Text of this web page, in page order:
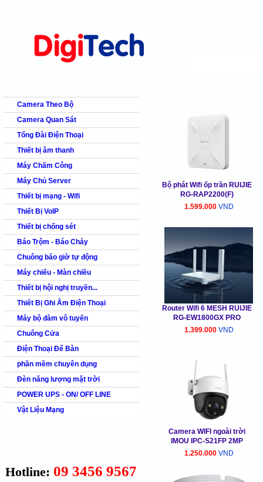
products
Camera Theo Bộ
Camera Quan Sát
Tổng Đài Điện Thoại
Thiết bị âm thanh
Máy Chấm Công
Máy Chủ Server
Thiết bị mạng - Wifi
Thiết Bị VoIP
Thiết bị chống sét
Báo Trộm - Báo Cháy
Chuông báo giờ tự động
Máy chiếu - Màn chiều
Thiết bị hội nghị truyền...
Thiết Bị Ghi Âm Điện Thoại
Máy bộ đàm vô tuyến
Chuông Cửa
Điện Thoại Để Bàn
phần mềm chuyên dụng
Đèn năng lượng mặt trời
POWER UPS - ON/ OFF LINE
Vật Liệu Mạng
Hotline: 09 3456 9567
Bộ phát Wifi ốp trần RUIJIE
RG-RAP2200(F)
1.599.000 VND
Router Wifi 6 MESH RUIJIE
RG-EW1800GX PRO
1.399.000 VND
Camera WIFI ngoài trời
IMOU IPC-S21FP 2MP
1.250.000 VND